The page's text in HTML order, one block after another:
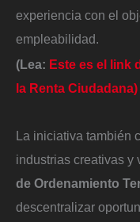
experiencia con el
empleabilidad.
(Lea: Este es el link
la Renta Ciudadana)
La iniciativa también
industrias creativas y
de Ordenamiento
descentralizar